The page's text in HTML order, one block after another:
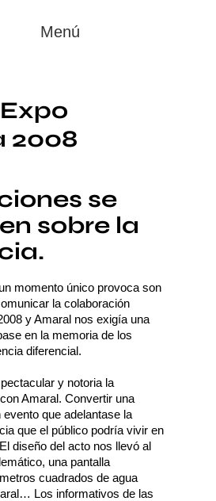
Menú
2008
se
sobre la
momento único provoca son
la colaboración
y Amaral nos exigía una
en la memoria de los
diferencial.
y notoria la
Amaral. Convertir una
que adelantase la
que el público podría vivir en
diseño del acto nos llevó al
una pantalla
cuadrados de agua
Los informativos de las